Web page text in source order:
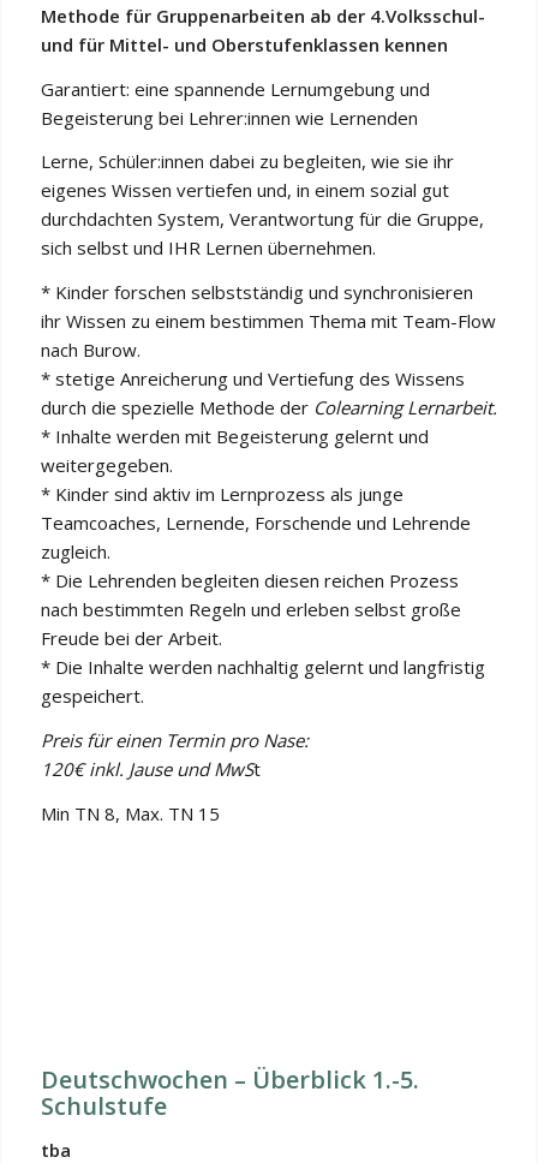
Methode für Gruppenarbeiten ab der 4.Volksschul-
und für Mittel- und Oberstufenklassen kennen
Garantiert: eine spannende Lernumgebung und
Begeisterung bei Lehrer:innen wie Lernenden
Lerne, Schüler:innen dabei zu begleiten, wie sie ihr
eigenes Wissen vertiefen und, in einem sozial gut
durchdachten System, Verantwortung für die Gruppe,
sich selbst und IHR Lernen übernehmen.
* Kinder forschen selbstständig und synchronisieren
ihr Wissen zu einem bestimmen Thema mit Team-Flow
nach Burow.
* stetige Anreicherung und Vertiefung des Wissens
durch die spezielle Methode der Colearning Lernarbeit.
* Inhalte werden mit Begeisterung gelernt und
weitergegeben.
* Kinder sind aktiv im Lernprozess als junge
Teamcoaches, Lernende, Forschende und Lehrende
zugleich.
* Die Lehrenden begleiten diesen reichen Prozess
nach bestimmten Regeln und erleben selbst große
Freude bei der Arbeit.
* Die Inhalte werden nachhaltig gelernt und langfristig
gespeichert.
Preis für einen Termin pro Nase:
120€ inkl. Jause und MwSt
Min TN 8, Max. TN 15
Deutschwochen – Überblick 1.-5.
Schulstufe
tba